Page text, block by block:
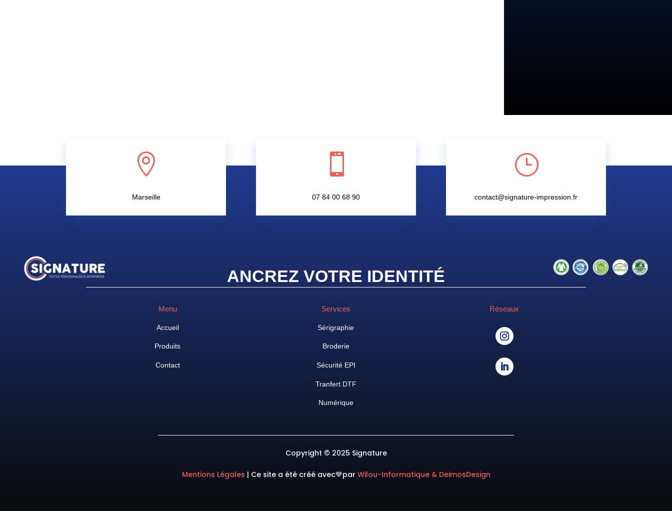

Marseille

07 84 00 68 90
}
contact@signature-impression.fr
ANCREZ VOTRE IDENTITÉ
Menu
Accueil
Produits
Contact
Services
Sérigraphie
Broderie
Sécurité EPI
Tranfert DTF
Numérique
Réseaux
Copyright © 2025 Signature
Mentions Légales | Ce site a été créé avec💙par Wilou-Informatique & DeimosDesign